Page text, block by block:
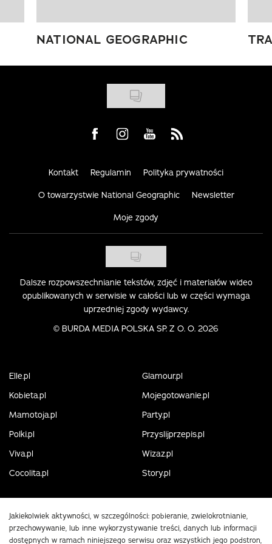
NATIONAL GEOGRAPHIC
Visit us on Facebook
Visit us on Instagram
Visit us on Youtube
Visit us on Rss
Kontakt Regulamin Polityka prywatności
O towarzystwie National Geographic Newsletter
Moje zgody
Dalsze rozpowszechnianie tekstów, zdjęć i materiałów wideo
opublikowanych w serwisie w całości lub w części wymaga
uprzedniej zgody wydawcy.
© BURDA MEDIA POLSKA SP. Z O. O. 2026
Elle.pl
Glamour.pl
Kobieta.pl
Mojegotowanie.pl
Mamotoja.pl
Party.pl
Polki.pl
Przyslijprzepis.pl
Viva.pl
Wizaz.pl
Cocolita.pl
Story.pl
Jakiekolwiek aktywności, w szczególności: pobieranie, zwielokrotnianie,
przechowywanie, lub inne wykorzystywanie treści, danych lub informacji
dostępnych w ramach niniejszego serwisu oraz wszystkich jego podstron,